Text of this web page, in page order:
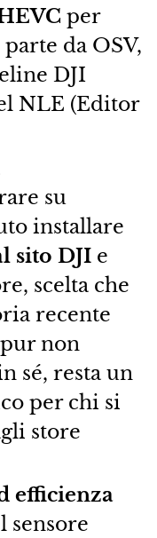
per
da OSV,
DJI
NLE (Editor
su
installare
sito DJIe
scelta che
recente
non
sé, resta un
per chi si
store
efficienza
sensore